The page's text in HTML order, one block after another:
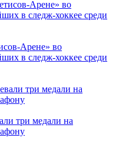
Арене» во
в следж-хоккее среди
три медали на